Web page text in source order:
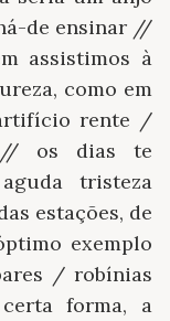
de ensinar //
assistimos à
como em
artifício rente /
// os dias te
tristeza
estações, de
exemplo
/ robínias
forma, a